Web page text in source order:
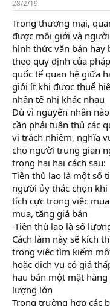
t
a
r
t
e
r
28/2/19
Trong thương mại,
được môi giới và
hình thức văn bản
theo quy định của
quốc tế quan hệ giữa
giới ít khi được thuể
nhân tế nhị khác nhau
Dù vì nguyên nhân
cần phải tuân thủ các
vi trách nhiệm, nghĩa
cho người trung gian
trong hai hai cách sau:
Tiền thù lao là một số
người ủy thác chọn
tích cực trong việc
mua, tăng giá bán
-Tiền thù lao là số
Cách làm này sẽ kích
trong việc tìm kiếm
hoặc dịch vụ có giá
hau bán một mặt
lượng lớn
Trong trường hợp các